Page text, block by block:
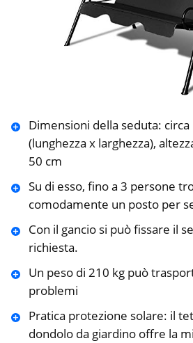
Dimensioni della seduta:
(lunghezza x larghezza),
50 cm
Su di esso, fino a 3 persone
comodamente un posto per
Con il gancio si può fissare il
richiesta.
Un peso di 210 kg può
problemi
Pratica protezione solare: il
dondolo da giardino offre la